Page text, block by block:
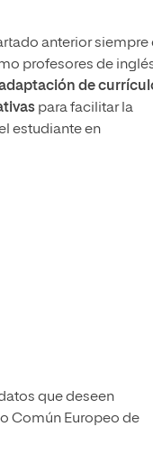
anterior siempre
profesores de
de
para facilitar la
estudiante en
que deseen
Común Europeo de